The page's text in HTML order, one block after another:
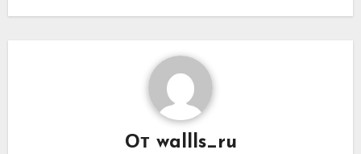
записям
От wallls_ru